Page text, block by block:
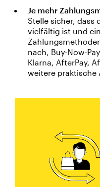
Je mehr
Stelle sicher, dass
vielfältig ist und
nach, Buy-Now-
Klarna, AfterPay,
weitere